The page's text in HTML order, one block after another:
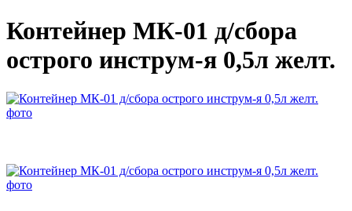
Контейнер МК-01 д/сбора
острого инструм-я 0,5л желт.